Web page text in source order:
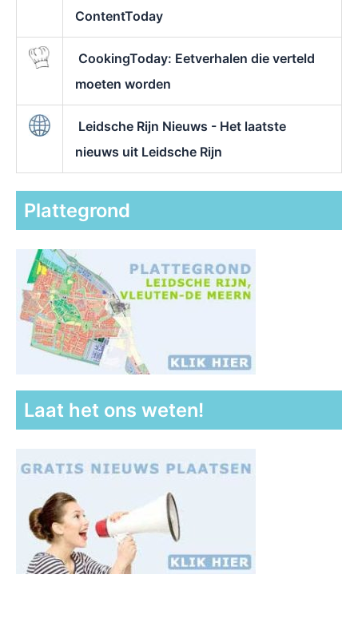
ContentToday
CookingToday: Eetverhalen die verteld
moeten worden
Leidsche Rijn Nieuws - Het laatste
nieuws uit Leidsche Rijn
Plattegrond
Laat het ons weten!